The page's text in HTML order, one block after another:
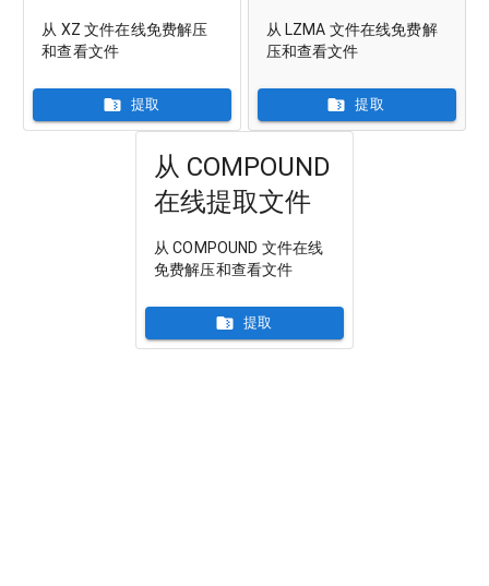
从 XZ 文件在线免费解压
和查看文件
提取
从 LZMA 文件在线免费解
压和查看文件
提取
从 COMPOUND
在线提取文件
从 COMPOUND 文件在线
免费解压和查看文件
提取